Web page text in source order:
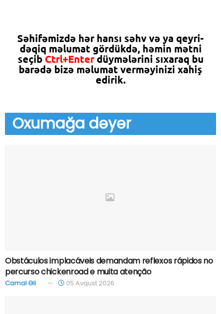
Səhifəmizdə hər hansı səhv və ya qeyri-
dəqiq məlumat gördükdə, həmin mətni
seçib Ctrl+Enterdüymələrini sıxaraq bu
barədə bizə məlumat verməyinizi xahiş
edirik.
Oxumağa dəyər
Obstáculos implacáveis demandam reflexos rápidos no
percurso chickenroad e muita atenção
Camal Əli 05 Avqust 2026